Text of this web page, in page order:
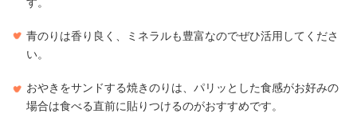
青のりは香り良く、ミネラルも豊富なのでぜひ活用してくださ
い。
おやきをサンドする焼きのりは、パリッとした食感がお好みの
場合は食べる直前に貼りつけるのがおすすめです。